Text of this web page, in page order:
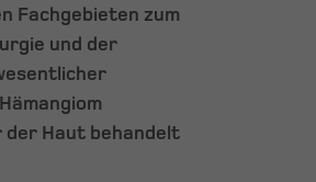
Fachgebieten zum
und der
der Haut behandelt